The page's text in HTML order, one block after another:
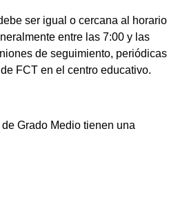
ser igual o cercana al horario
entre las 7:00 y las
de seguimiento, periódicas
FCT en el centro educativo.
Grado Medio tienen una